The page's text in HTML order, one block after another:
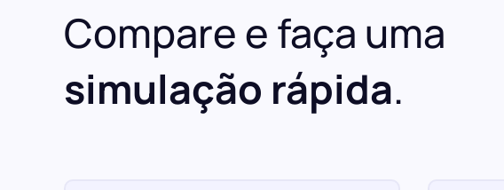
Compare e faça uma
simulação rápida.